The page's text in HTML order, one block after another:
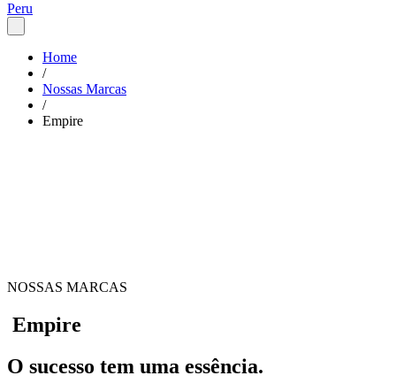
Peru
Home
/
Nossas Marcas
/
Empire
NOSSAS MARCAS
Empire
O sucesso tem uma essência.